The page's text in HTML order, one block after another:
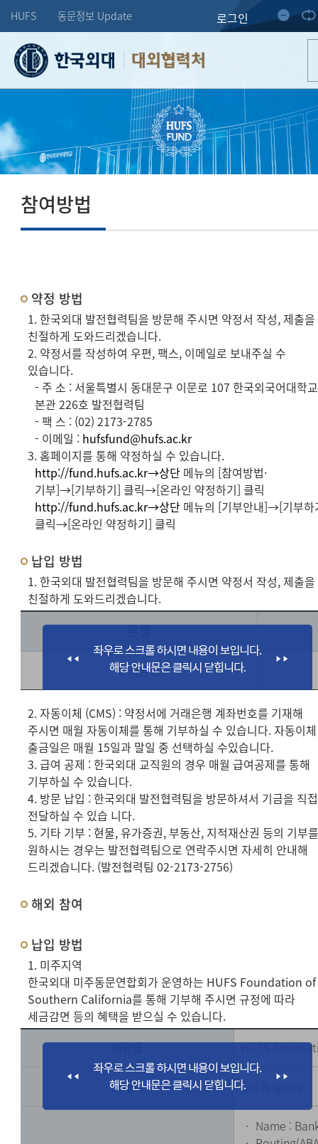
HUFS 동문정보 Update 로그인
대외협력처
참여방법
약정 방법
1. 한국외대 발전협력팀을 방문해 주시면 약정서 작성, 제출을
친절하게 도와드리겠습니다.
2. 약정서를 작성하여 우편, 팩스, 이메일로 보내주실 수
있습니다.
- 주 소 : 서울특별시 동대문구 이문로 107 한국외국어대학교
본관 226호 발전협력팀
- 팩 스 : (02) 2173-2785
- 이메일 : hufsfund@hufs.ac.kr
3. 홈페이지를 통해 약정하실 수 있습니다.
http://fund.hufs.ac.kr→상단 메뉴의 [참여방법·
기부]→[기부하기] 클릭→[온라인 약정하기] 클릭
http://fund.hufs.ac.kr→상단 메뉴의 [기부안내]→[기부하
클릭→[온라인 약정하기] 클릭
납입 방법
1. 한국외대 발전협력팀을 방문해 주시면 약정서 작성, 제출을
친절하게 도와드리겠습니다.
은행
우리은행
2. 자동이체 (CMS) : 약정서에 거래은행 계좌번호를 기재해
주시면 매월 자동이체를 통해 기부하실 수 있습니다. 자동이체
출금일은 매월 15일과 말일 중 선택하실 수있습니다.
3. 급여 공제 : 한국외대 교직원의 경우 매월 급여공제를 통해
기부하실 수 있습니다.
4. 방문 납입 : 한국외대 발전협력팀을 방문하셔서 기금을 직접
전달하실 수 있습 니다.
5. 기타 기부 : 현물, 유가증권, 부동산, 지적재산권 등의 기부
원하시는 경우는 발전협력팀으로 연락주시면 자세히 안내해
드리겠습니다. (발전협력팀 02-2173-2756)
해외 참여
납입 방법
1. 미주지역
한국외대 미주동문연합회가 운영하는 HUFS Foundation of
Southern California를 통해 기부해 주시면 규정에 따라
세금감면 등의 혜택을 받으실 수 있습니다.
재단명
HUFS
소재지 Los Angeles
‧ Name :